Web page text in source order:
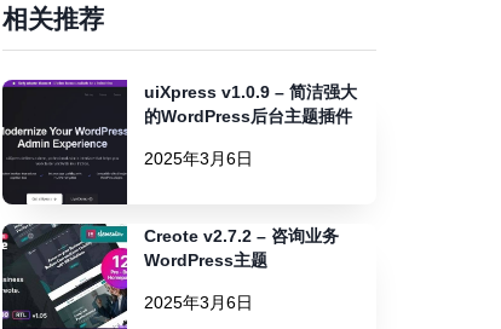
相关推荐
uiXpress v1.0.9 – 简洁强大
的WordPress后台主题插件
2025年3月6日
Creote v2.7.2 – 咨询业务
WordPress主题
2025年3月6日